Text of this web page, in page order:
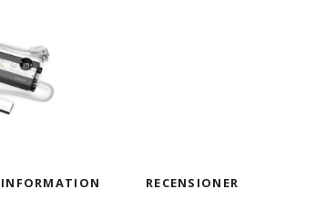
INFORMATION RECENSIONER